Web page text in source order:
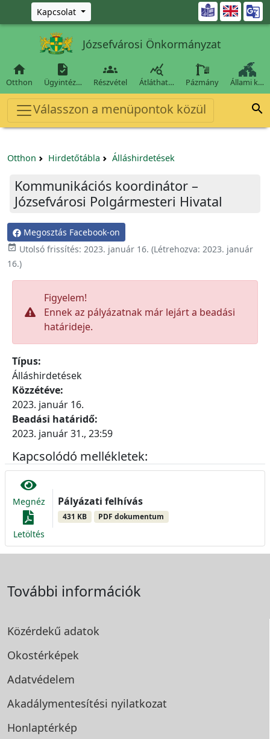
Ugrás a fő tartalomra
Kapcsolat 
Józsefvárosi Önkormányzat

Otthon

Ügyintéz…

Részvétel

Átláthat… Pázmány Állami k…
Válasszon a menüpontok közül 
Otthon Hirdetőtábla Álláshirdetések
Kommunikációs koordinátor –
Józsefvárosi Polgármesteri Hivatal
Megosztás Facebook-on
 Utolsó frissítés: 2023. január 16. (Létrehozva: 2023. január
16.)
Figyelem!
Ennek az pályázatnak már lejárt a beadási
határideje.
Típus:
Álláshirdetések
Közzétéve:
2023. január 16.
Beadási határidő:
2023. január 31., 23:59
Kapcsolódó mellékletek:
Megnéz
Letöltés
Pályázati felhívás
431 KB PDF dokumentum
További információk
Közérdekű adatok
Okostérképek
Adatvédelem
Akadálymentesítési nyilatkozat
Honlaptérkép